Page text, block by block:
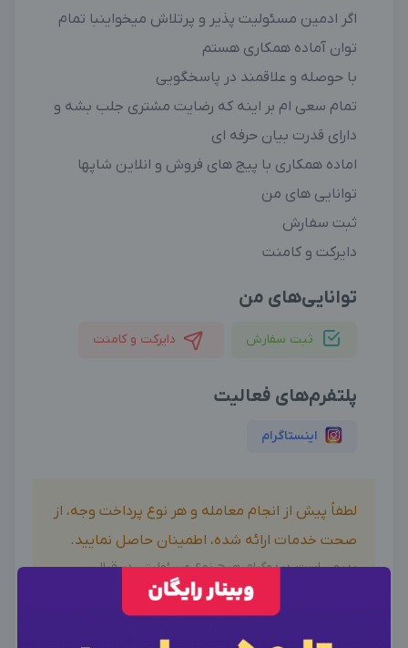
اگر ادمین مسئولیت پذیر و پرتلاش میخواینبا تمام
توان آماده همکاری هستم
با حوصله و علاقمند در پاسخگویی
تمام سعی ام بر اینه که رضایت مشتری جلب بشه و
دارای قدرت بیان حرفه ای
اماده همکاری با پیج های فروش و انلاین شاپها
توانایی های من
ثبت سفارش
دایرکت و کامنت
توانایی‌های من
ثبت سفارش دایرکت و کامنت
پلتفرم‌های فعالیت
اینستاگرام
لطفاً پیش از انجام معامله و هر نوع پرداخت وجه، از
صحت خدمات ارائه شده، اطمینان حاصل نمایید.
بدیهی است دیدوگرام هیچ نوع مسئولیتی در قبال
اظهارات آگهی نداشته و صحت موارد ذکر شده در آگهی، بر
عهده فرد آگهی دهنده می باشد.